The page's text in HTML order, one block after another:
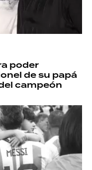
poder
de su papá
campeón